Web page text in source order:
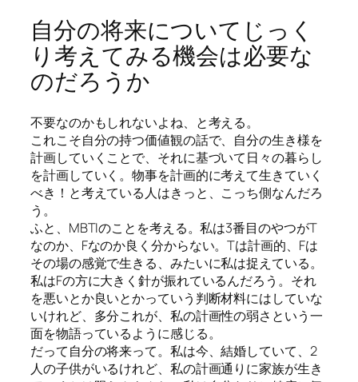
自分の将来についてじっく
り考えてみる機会は必要な
のだろうか
不要なのかもしれないよね、と考える。
これこそ自分の持つ価値観の話で、自分の生き様を
計画していくことで、それに基づいて日々の暮らし
を計画していく。物事を計画的に考えて生きていく
べき！と考えている人はきっと、こっち側なんだろ
う。
ふと、MBTIのことを考える。私は3番目のやつがT
なのか、Fなのか良く分からない。Tは計画的、Fは
その場の感覚で生きる、みたいに私は捉えている。
私はFの方に大きく針が振れているんだろう。それ
を悪いとか良いとかっていう判断材料にはしていな
いけれど、多分これが、私の計画性の弱さという一
面を物語っているように感じる。
だって自分の将来って。私は今、結婚していて、2
人の子供がいるけれど、私の計画通りに家族が生き